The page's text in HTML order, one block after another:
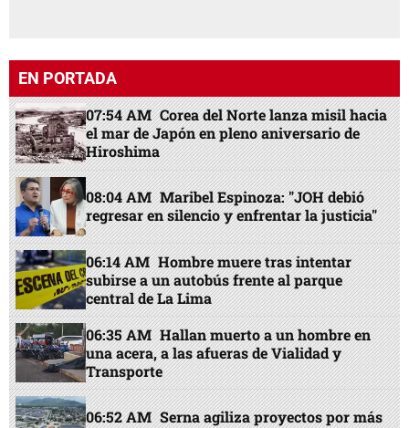
EN PORTADA
07:54 AM Corea del Norte lanza misil hacia
el mar de Japón en pleno aniversario de
Hiroshima
08:04 AM Maribel Espinoza: "JOH debió
regresar en silencio y enfrentar la justicia"
06:14 AM Hombre muere tras intentar
subirse a un autobús frente al parque
central de La Lima
06:35 AM Hallan muerto a un hombre en
una acera, a las afueras de Vialidad y
Transporte
06:52 AM Serna agiliza proyectos por más